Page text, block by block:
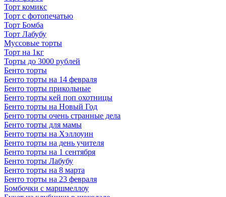
Торт комикс
Торт с фотопечатью
Торт Бомба
Торт Лабубу
Муссовые торты
Торт на 1кг
Торты до 3000 рублей
Бенто торты
Бенто торты на 14 февраля
Бенто торты прикольные
Бенто торты кей поп охотницы
Бенто торты на Новый Год
Бенто торты очень странные дела
Бенто торты для мамы
Бенто торты на Хэллоуин
Бенто торты на день учителя
Бенто торты на 1 сентября
Бенто торты Лабубу
Бенто торты на 8 марта
Бенто торты на 23 февраля
Бомбочки с маршмеллоу